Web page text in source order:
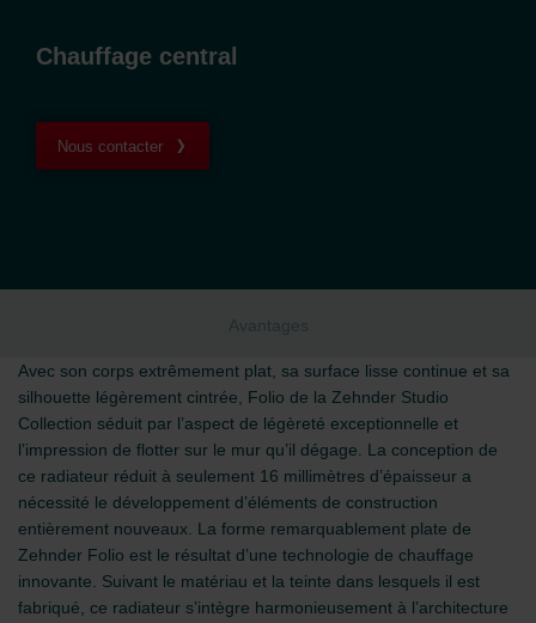
Chauffage central
Nous contacter
Avantages
Avec son corps extrêmement plat, sa surface lisse continue et sa
silhouette légèrement cintrée, Folio de la Zehnder Studio
Collection séduit par l’aspect de légèreté exceptionnelle et
l’impression de flotter sur le mur qu’il dégage. La conception de
ce radiateur réduit à seulement 16 millimètres d’épaisseur a
nécessité le développement d’éléments de construction
entièrement nouveaux. La forme remarquablement plate de
Zehnder Folio est le résultat d’une technologie de chauffage
innovante. Suivant le matériau et la teinte dans lesquels il est
fabriqué, ce radiateur s’intègre harmonieusement à l’architecture